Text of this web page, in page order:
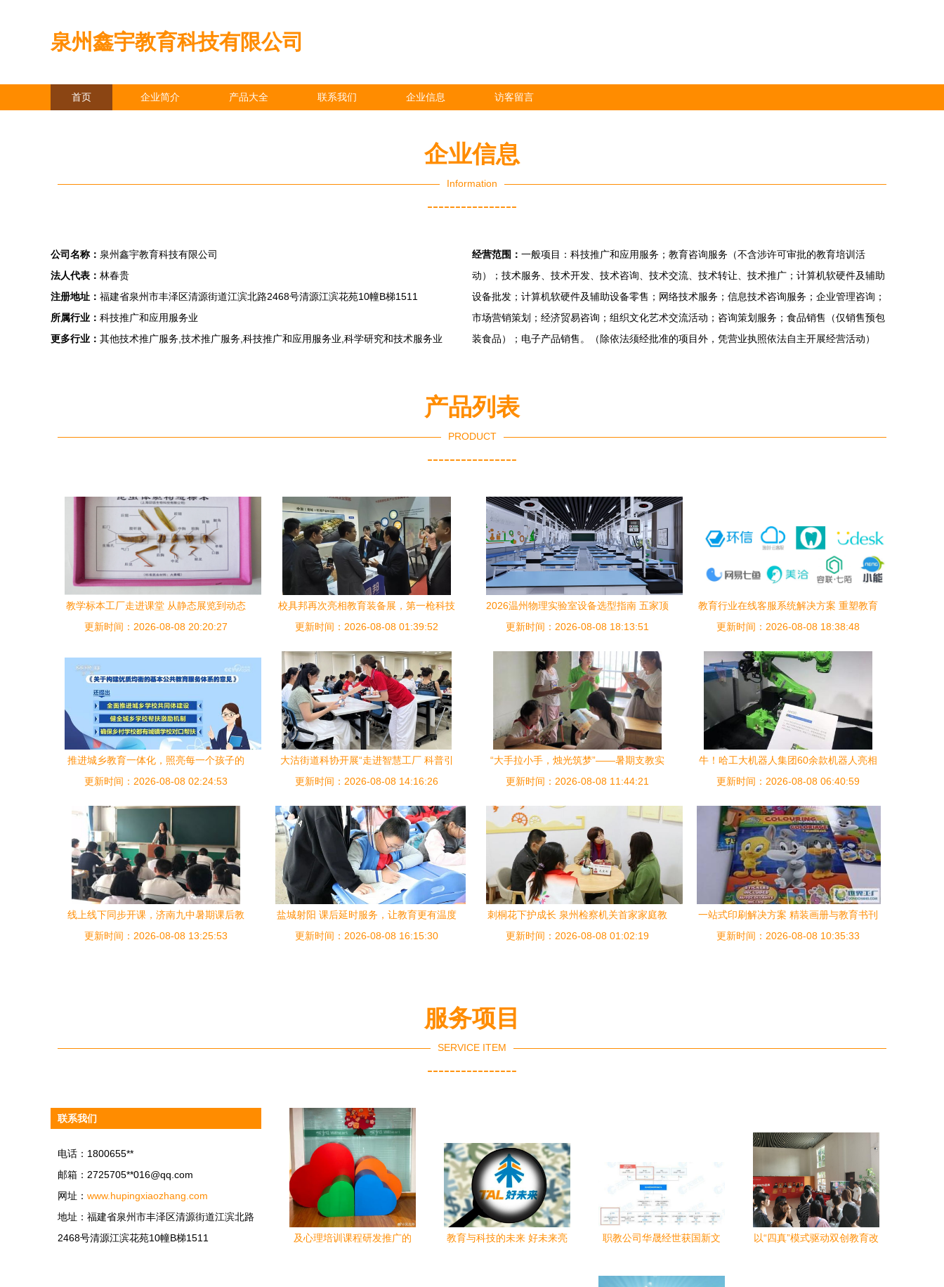
泉州鑫宇教育科技有限公司
首页 企业简介 产品大全 联系我们 企业信息 访客留言
企业信息
Information
----------------
公司名称： 泉州鑫宇教育科技有限公司
法人代表： 林春贵
注册地址： 福建省泉州市丰泽区清源街道江滨北路2468号清源江滨花苑10幢B梯1511
所属行业： 科技推广和应用服务业
更多行业： 其他技术推广服务,技术推广服务,科技推广和应用服务业,科学研究和技术服务业
经营范围： 一般项目：科技推广和应用服务；教育咨询服务（不含涉许可审批的教育培训活
动）；技术服务、技术开发、技术咨询、技术交流、技术转让、技术推广；计算机软硬件及辅助
设备批发；计算机软硬件及辅助设备零售；网络技术服务；信息技术咨询服务；企业管理咨询；
市场营销策划；经济贸易咨询；组织文化艺术交流活动；咨询策划服务；食品销售（仅销售预包
装食品）；电子产品销售。（除依法须经批准的项目外，凭营业执照依法自主开展经营活动）
产品列表
PRODUCT
----------------
教学标本工厂走进课堂 从静态展览到动态
教育服务
更新时间：2026-08-08 20:20:27
校具邦再次亮相教育装备展，第一枪科技
CEO杨志军畅谈教育服务新未来
更新时间：2026-08-08 01:39:52
2026温州物理实验室设备选型指南 五家顶
尖制造厂深度横评与战略推荐
更新时间：2026-08-08 18:13:51
教育行业在线客服系统解决方案 重塑教育
服务的智慧之心
更新时间：2026-08-08 18:38:48
推进城乡教育一体化，照亮每一个孩子的
未来
更新时间：2026-08-08 02:24:53
大沽街道科协开展“走进智慧工厂 科普引
领生活”工业参观志愿活动
更新时间：2026-08-08 14:16:26
“大手拉小手，烛光筑梦”——暑期支教实
践温暖后宅店村小学
更新时间：2026-08-08 11:44:21
牛！哈工大机器人集团60余款机器人亮相
世界机器人大会，教育服务再升级
更新时间：2026-08-08 06:40:59
线上线下同步开课，济南九中暑期课后教
育服务精彩纷呈
更新时间：2026-08-08 13:25:53
盐城射阳 课后延时服务，让教育更有温度
更新时间：2026-08-08 16:15:30
刺桐花下护成长 泉州检察机关首家家庭教
育指导服务站正式揭牌
更新时间：2026-08-08 01:02:19
一站式印刷解决方案 精装画册与教育书刊
的来料加工与后道服务
更新时间：2026-08-08 10:35:33
服务项目
SERVICE ITEM
----------------
联系我们
电话：1800655**
邮箱：2725705**016@qq.com
网址： www.hupingxiaozhang.com
地址：福建省泉州市丰泽区清源街道江滨北路
2468号清源江滨花苑10幢B梯1511
及心理培训课程研发推广的
教育与科技的未来 好未来亮
职教公司华晟经世获国新文
接参股推动教育服务升级
以“四真”模式驱动双创教育改